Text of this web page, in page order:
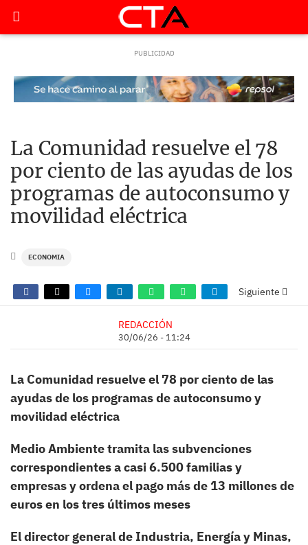
La Comunidad resuelve el 78
por ciento de las ayudas de los
programas de autoconsumo y
movilidad eléctrica
ECONOMIA
Siguiente
REDACCIÓN
30/06/26 - 11:24
La Comunidad resuelve el 78 por ciento de las
ayudas de los programas de autoconsumo y
movilidad eléctrica
Medio Ambiente tramita las subvenciones
correspondientes a casi 6.500 familias y
empresas y ordena el pago más de 13 millones de
euros en los tres últimos meses
El director general de Industria, Energía y Minas,